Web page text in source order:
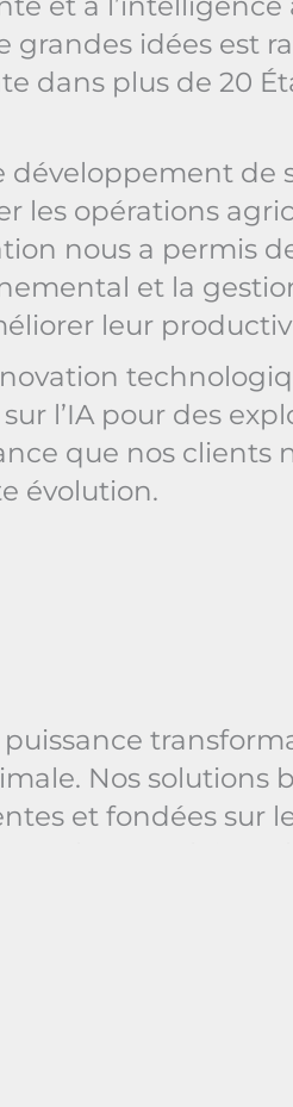
idées est
dans plus de 20
développement de
les opérations
nous a permis
et la
leur
l’IA pour des
que nos clients
évolution.
Nos solutions
et fondées sur